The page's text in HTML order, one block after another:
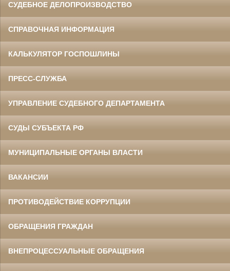
СУДЕБНОЕ ДЕЛОПРОИЗВОДСТВО
СПРАВОЧНАЯ ИНФОРМАЦИЯ
КАЛЬКУЛЯТОР ГОСПОШЛИНЫ
ПРЕСС-СЛУЖБА
УПРАВЛЕНИЕ СУДЕБНОГО ДЕПАРТАМЕНТА
СУДЫ СУБЪЕКТА РФ
МУНИЦИПАЛЬНЫЕ ОРГАНЫ ВЛАСТИ
ВАКАНСИИ
ПРОТИВОДЕЙСТВИЕ КОРРУПЦИИ
ОБРАЩЕНИЯ ГРАЖДАН
ВНЕПРОЦЕССУАЛЬНЫЕ ОБРАЩЕНИЯ